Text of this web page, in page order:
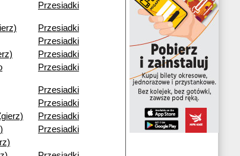
Przesiadki
Przesiadki
Przesiadki
Przesiadki
Przesiadki
Przesiadki
Przesiadki
Przesiadki
Przesiadki